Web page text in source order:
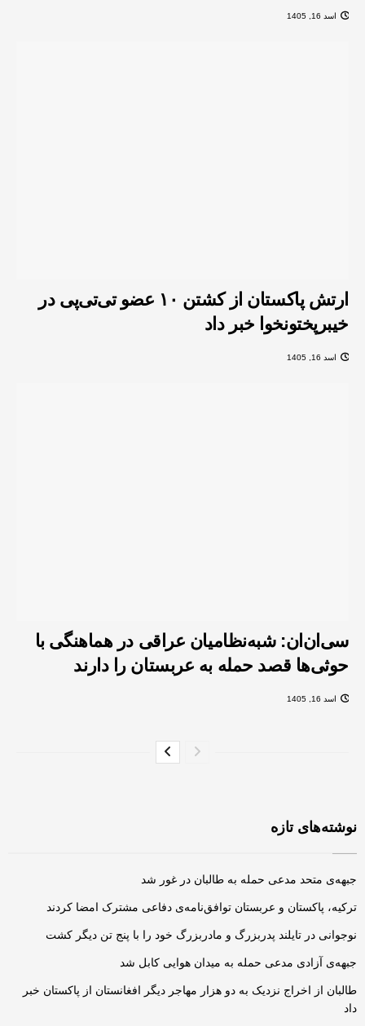
اسد 16, 1405
ارتش پاکستان از کشتن ۱۰ عضو تی‌تی‌پی در
خیبرپختونخوا خبر داد
اسد 16, 1405
سی‌ان‌ان: شبه‌نظامیان عراقی در هماهنگی با
حوثی‌ها قصد حمله به عربستان را دارند
اسد 16, 1405
نوشته‌های تازه
جبهه‌ی متحد مدعی حمله به طالبان در غور شد
ترکیه، پاکستان و عربستان توافق‌نامه‌ی دفاعی مشترک امضا کردند
نوجوانی در تایلند پدربزرگ و مادربزرگ خود را با پنج تن دیگر کشت
جبهه‌ی آزادی مدعی حمله به میدان هوایی کابل شد
طالبان از اخراج نزدیک به دو هزار مهاجر دیگر افغانستان از پاکستان خبر
داد